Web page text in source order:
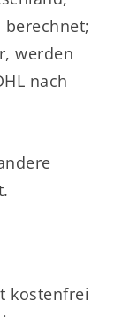
werden
nach
kostenfrei